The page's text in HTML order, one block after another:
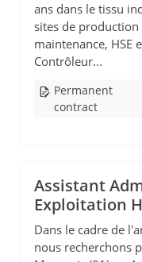
ans dans le tissu
sites de
maintenance, HSE
Contrôleur...
Permanent
contract
Assistant
Exploitation
Dans le cadre de
nous recherchons